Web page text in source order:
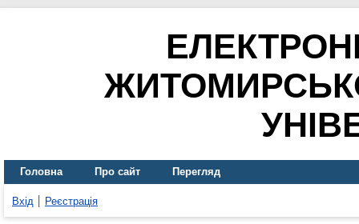
Головна Про сайт Перегляд
Вхід Реєстрація